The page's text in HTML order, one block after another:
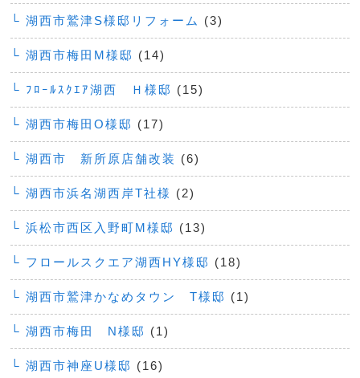
└ 湖西市鷲津S様邸リフォーム (3)
└ 湖西市梅田M様邸 (14)
└ ﾌﾛｰﾙｽｸｴｱ湖西 Ｈ様邸 (15)
└ 湖西市梅田O様邸 (17)
└ 湖西市 新所原店舗改装 (6)
└ 湖西市浜名湖西岸T社様 (2)
└ 浜松市西区入野町M様邸 (13)
└ フロールスクエア湖西HY様邸 (18)
└ 湖西市鷲津かなめタウン T様邸 (1)
└ 湖西市梅田 N様邸 (1)
└ 湖西市神座U様邸 (16)